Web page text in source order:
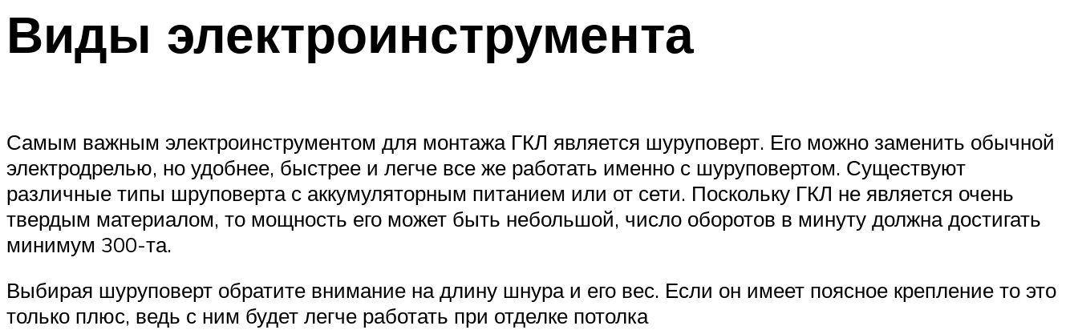
Виды электроинструмента
Самым важным электроинструментом для монтажа ГКЛ является шуруповерт. Его можно заменить обычной
электродрелью, но удобнее, быстрее и легче все же работать именно с шуруповертом. Существуют
различные типы шруповерта с аккумуляторным питанием или от сети. Поскольку ГКЛ не является очень
твердым материалом, то мощность его может быть небольшой, число оборотов в минуту должна достигать
минимум 300-та.
Выбирая шуруповерт обратите внимание на длину шнура и его вес. Если он имеет поясное крепление то это
только плюс, ведь с ним будет легче работать при отделке потолка